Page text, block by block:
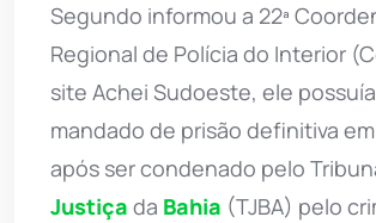
Segundo informou a 22ª
Regional de Polícia do Interior
site Achei Sudoeste, ele
mandado de prisão definitiva
após ser condenado pelo
Justiça da Bahia (TJBA) pelo